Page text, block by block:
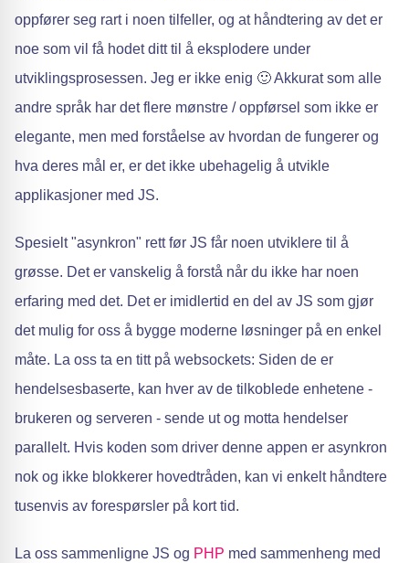
oppfører seg rart i noen tilfeller, og at håndtering av det er
noe som vil få hodet ditt til å eksplodere under
utviklingsprosessen. Jeg er ikke enig 🙂 Akkurat som alle
andre språk har det flere mønstre / oppførsel som ikke er
elegante, men med forståelse av hvordan de fungerer og
hva deres mål er, er det ikke ubehagelig å utvikle
applikasjoner med JS.
Spesielt "asynkron" rett før JS får noen utviklere til å
grøsse. Det er vanskelig å forstå når du ikke har noen
erfaring med det. Det er imidlertid en del av JS som gjør
det mulig for oss å bygge moderne løsninger på en enkel
måte. La oss ta en titt på websockets: Siden de er
hendelsesbaserte, kan hver av de tilkoblede enhetene -
brukeren og serveren - sende ut og motta hendelser
parallelt. Hvis koden som driver denne appen er asynkron
nok og ikke blokkerer hovedtråden, kan vi enkelt håndtere
tusenvis av forespørsler på kort tid.
La oss sammenligne JS og PHP med sammenheng med